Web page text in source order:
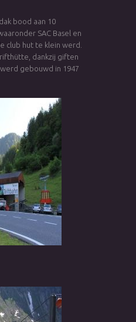
bood aan 10
SAC Basel en
club hut te klein werd.
dankzij giften
gebouwd in 1947